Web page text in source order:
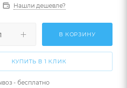
Нашли дешевле?
В КОРЗИНУ
КУПИТЬ В 1 КЛИК
- бесплатно